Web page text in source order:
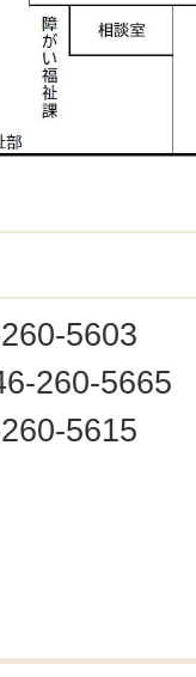
5603
260-5665
5615